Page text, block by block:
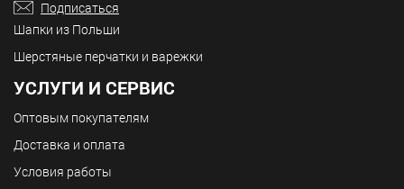
Подписаться
Шапки из Польши
Шерстяные перчатки и варежки
УСЛУГИ И СЕРВИС
Оптовым покупателям
Доставка и оплата
Условия работы